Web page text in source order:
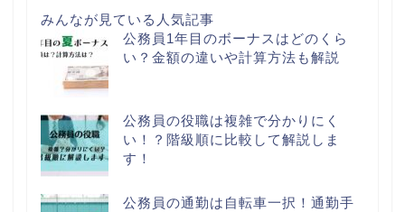
みんなが見ている人気記事
公務員1年目のボーナスはどのくら
い？金額の違いや計算方法も解説
公務員の役職は複雑で分かりにく
い！？階級順に比較して解説しま
す！
公務員の通勤は自転車一択！通勤手